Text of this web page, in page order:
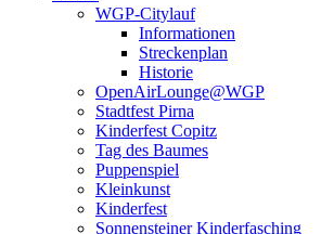
WGP-Citylauf
Informationen
Streckenplan
Historie
OpenAirLounge@WGP
Stadtfest Pirna
Kinderfest Copitz
Tag des Baumes
Puppenspiel
Kleinkunst
Kinderfest
Sonnensteiner Kinderfasching